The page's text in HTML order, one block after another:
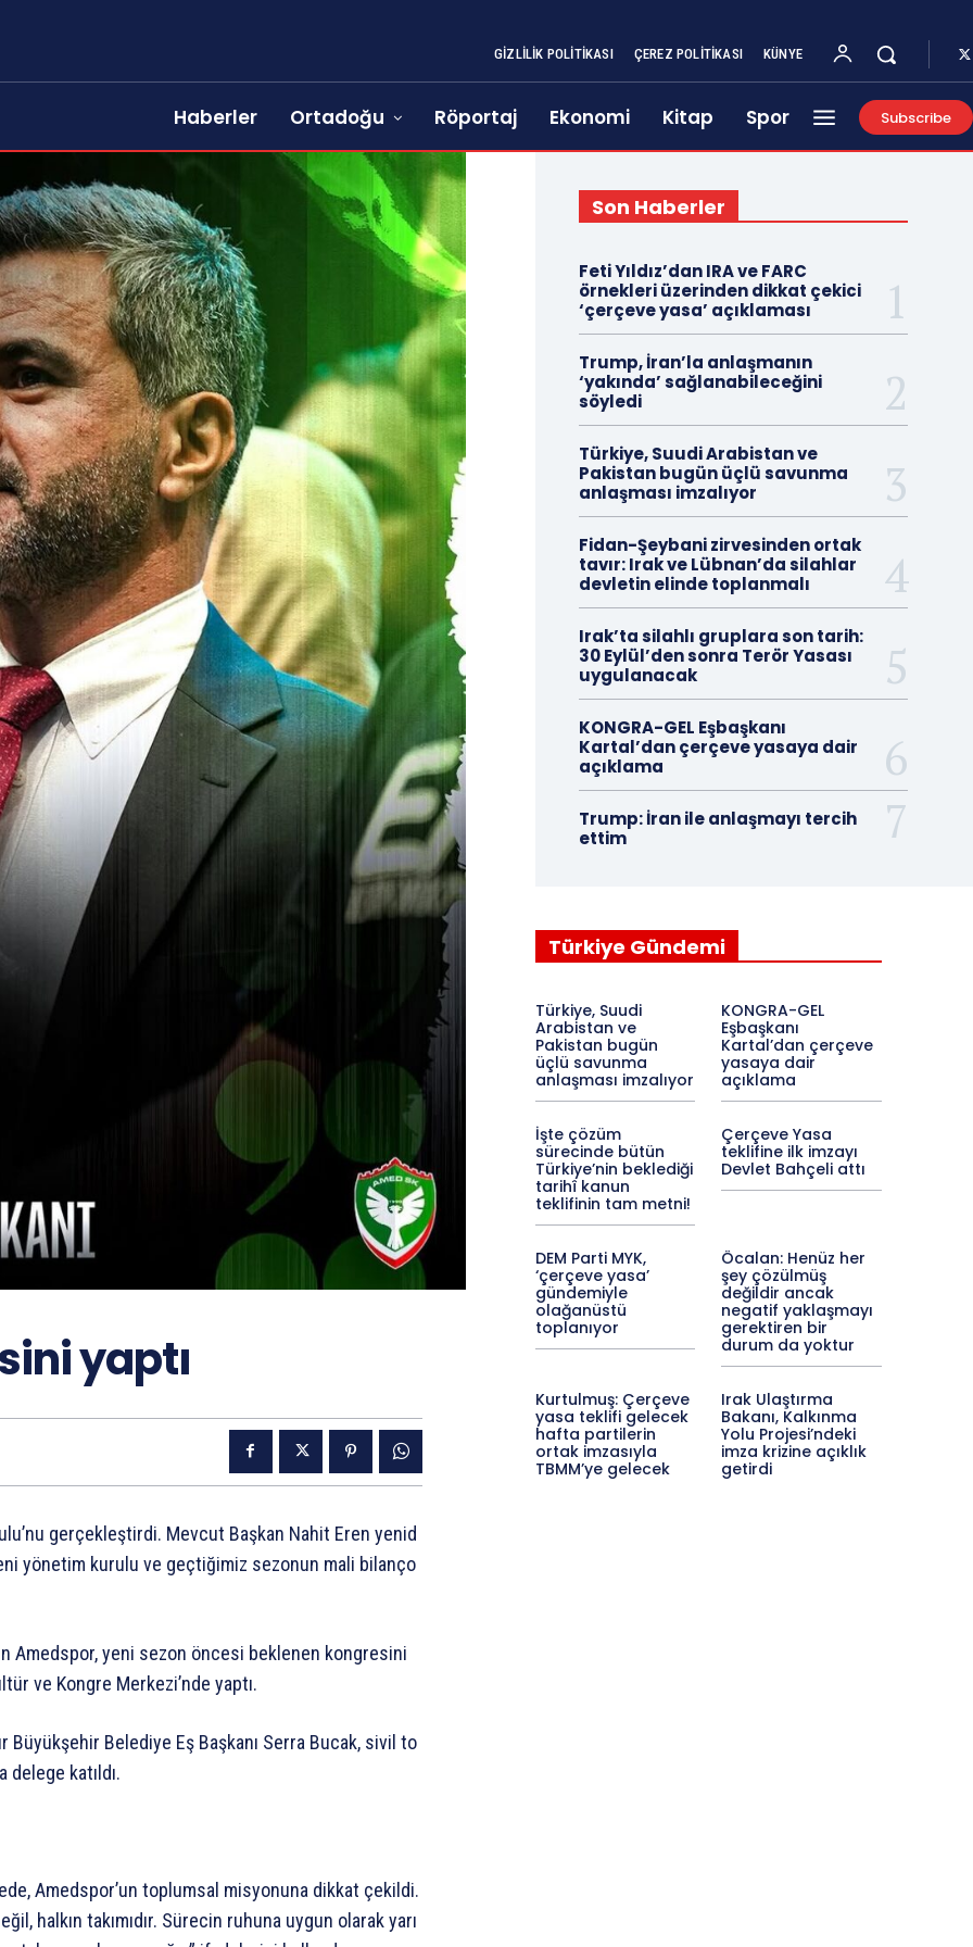
GIZLILIK POLITIKASI ÇEREZ POLITIKASI KÜNYE
Haberler Ortadoğu Röportaj Ekonomi Kitap Spor Subscribe
yaptı
gerçekleştirdi. Mevcut Başkan Nahit Eren yenid
yönetim kurulu ve geçtiğimiz sezonun mali bilanço
Amedspor,yeni sezon öncesi beklenen kongresini
ve Kongre Merkezi’nde yaptı.
Büyükşehir Belediye Eş Başkanı Serra Bucak, sivil to
delege katıldı.
Amedspor’un toplumsal misyonuna dikkat çekildi.
halkın takımıdır. Sürecin ruhuna uygun olarakyarı
Son Haberler
Feti Yıldız’dan IRA ve FARC
örnekleri üzerinden dikkat çekici
‘çerçeve yasa’ açıklaması
Trump, İran’la anlaşmanın
‘yakında’ sağlanabileceğini
söyledi
Türkiye, Suudi Arabistan ve
Pakistan bugün üçlü savunma
anlaşması imzalıyor
Fidan-Şeybani zirvesinden ortak
tavır: Irak ve Lübnan’da silahlar
devletin elinde toplanmalı
Irak’ta silahlı gruplara son tarih:
30 Eylül’den sonra Terör Yasası
uygulanacak
KONGRA-GEL Eşbaşkanı
Kartal’dan çerçeve yasaya dair
açıklama
Trump: İran ile anlaşmayı tercih
ettim
Türkiye Gündemi
Türkiye, Suudi
Arabistan ve
Pakistan bugün
üçlü savunma
anlaşması imzalıyor
KONGRA-GEL
Eşbaşkanı
Kartal’dan çerçeve
yasaya dair
açıklama
İşte çözüm
sürecinde bütün
Türkiye’nin beklediği
tarihî kanun
teklifinin tam metni!
Çerçeve Yasa
teklifine ilk imzayı
Devlet Bahçeli attı
DEM Parti MYK,
‘çerçeve yasa’
gündemiyle
olağanüstü
toplanıyor
Öcalan: Henüz her
şey çözülmüş
değildir ancak
negatif yaklaşmayı
gerektiren bir
durum da yoktur
Kurtulmuş: Çerçeve
yasa teklifi gelecek
hafta partilerin
ortak imzasıyla
TBMM’ye gelecek
Irak Ulaştırma
Bakanı, Kalkınma
Yolu Projesi’ndeki
imza krizine açıklık
getirdi